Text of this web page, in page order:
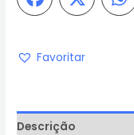
Favoritar
Descrição